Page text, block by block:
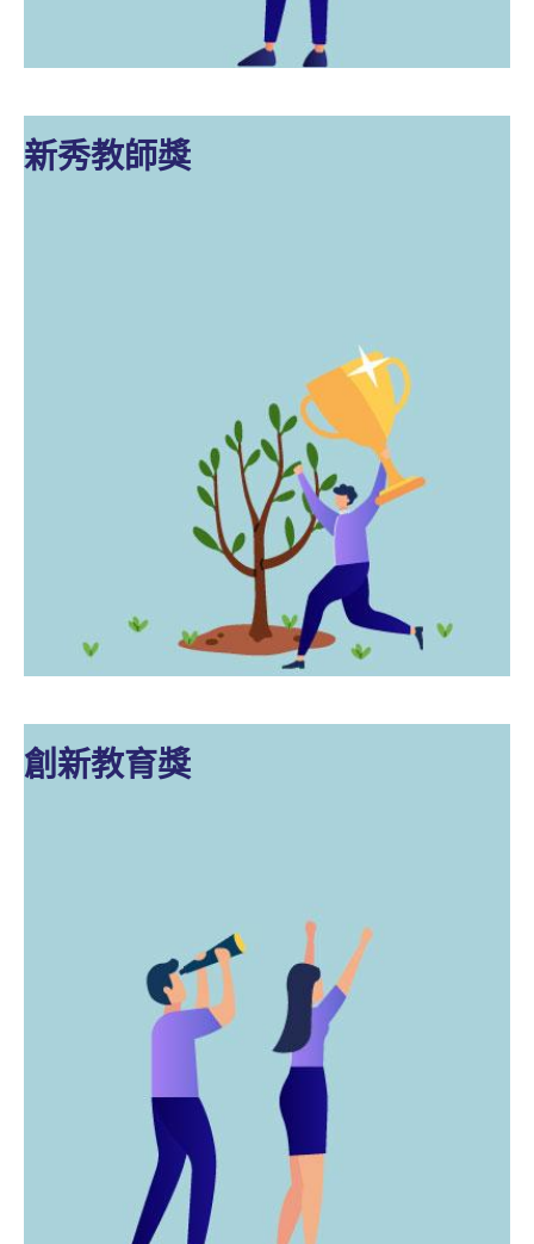
新秀教師獎
創新教育獎